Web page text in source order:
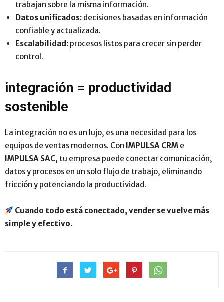
trabajan sobre la misma información.
Datos unificados: decisiones basadas en información
confiable y actualizada.
Escalabilidad: procesos listos para crecer sin perder
control.
integración = productividad
sostenible
La integración no es un lujo, es una necesidad para los
equipos de ventas modernos. Con IMPULSA CRM e
IMPULSA SAC, tu empresa puede conectar comunicación,
datos y procesos en un solo flujo de trabajo, eliminando
fricción y potenciando la productividad.
Cuando todo está conectado, vender se vuelve más
simple y efectivo.